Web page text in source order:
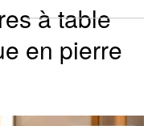
à table
en pierre